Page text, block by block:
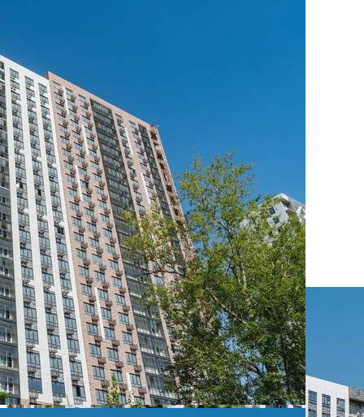
Адрес
деревня Тарычево, Фруктовые сады улица, д.2/10
Расположено
Этаж
-2
Предлагается
Продажа
Желаемый / подходящий вид деятельности
Не указано
Назначение
Не указано
Размер площади (м2)
5.7
Цена за помещение
541 500 руб.
О помещении